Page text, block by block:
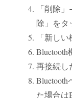
「削除
除」をタ
「新し
再接続し
た場合は